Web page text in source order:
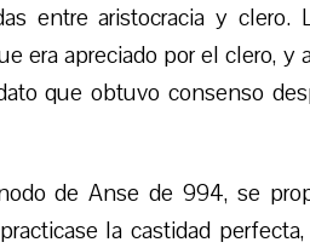
entre aristocracia y clero.
era apreciado por el clero, y
que obtuvo consenso
de Anse de 994, se
practicase la castidad